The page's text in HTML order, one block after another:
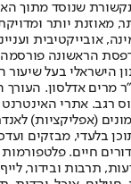
שנוסד מתוך
מאוזנת יותר
אובייקטיבית
הישראלי בעל
מרים אדלסון.
רגב. אתרי
בלעדי, מבזקים
חיים.
תרבות ובידור,